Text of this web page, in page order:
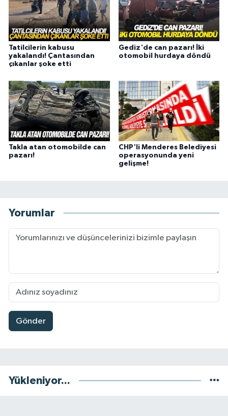
Tatilcilerin kabusu
yakalandı! Çantasından
çıkanlar şoke etti
Gediz'de can pazarı! İki
otomobil hurdaya döndü
Takla atan otomobilde can
pazarı!
CHP'li Menderes Belediyesi
operasyonunda yeni
gelişme!
Yorumlar
Gönder
Yükleniyor...